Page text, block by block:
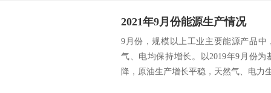
2021年9月份能源生产情况
9月份，规模以上工业主要能源产品
气、电均保持增长。以2019年9月份
降，原油生产增长平稳，天然气、电力